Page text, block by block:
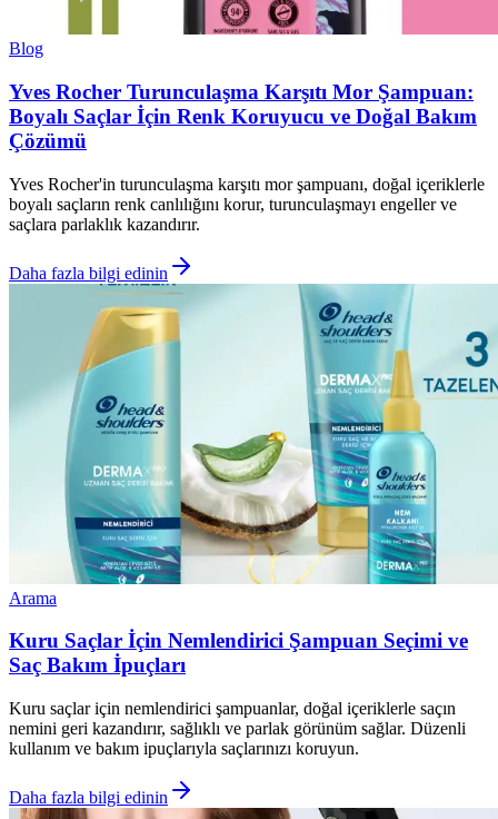
Blog
Yves Rocher Turunculaşma Karşıtı Mor Şampuan:
Boyalı Saçlar İçin Renk Koruyucu ve Doğal Bakım
Çözümü
Yves Rocher'in turunculaşma karşıtı mor şampuanı, doğal içeriklerle
boyalı saçların renk canlılığını korur, turunculaşmayı engeller ve
saçlara parlaklık kazandırır.
Daha fazla bilgi edinin
Arama
Kuru Saçlar İçin Nemlendirici Şampuan Seçimi ve
Saç Bakım İpuçları
Kuru saçlar için nemlendirici şampuanlar, doğal içeriklerle saçın
nemini geri kazandırır, sağlıklı ve parlak görünüm sağlar. Düzenli
kullanım ve bakım ipuçlarıyla saçlarınızı koruyun.
Daha fazla bilgi edinin